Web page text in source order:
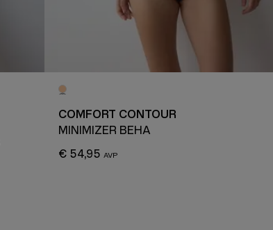
COMFORT CONTOUR
MINIMIZER BEHA
€ 54,95